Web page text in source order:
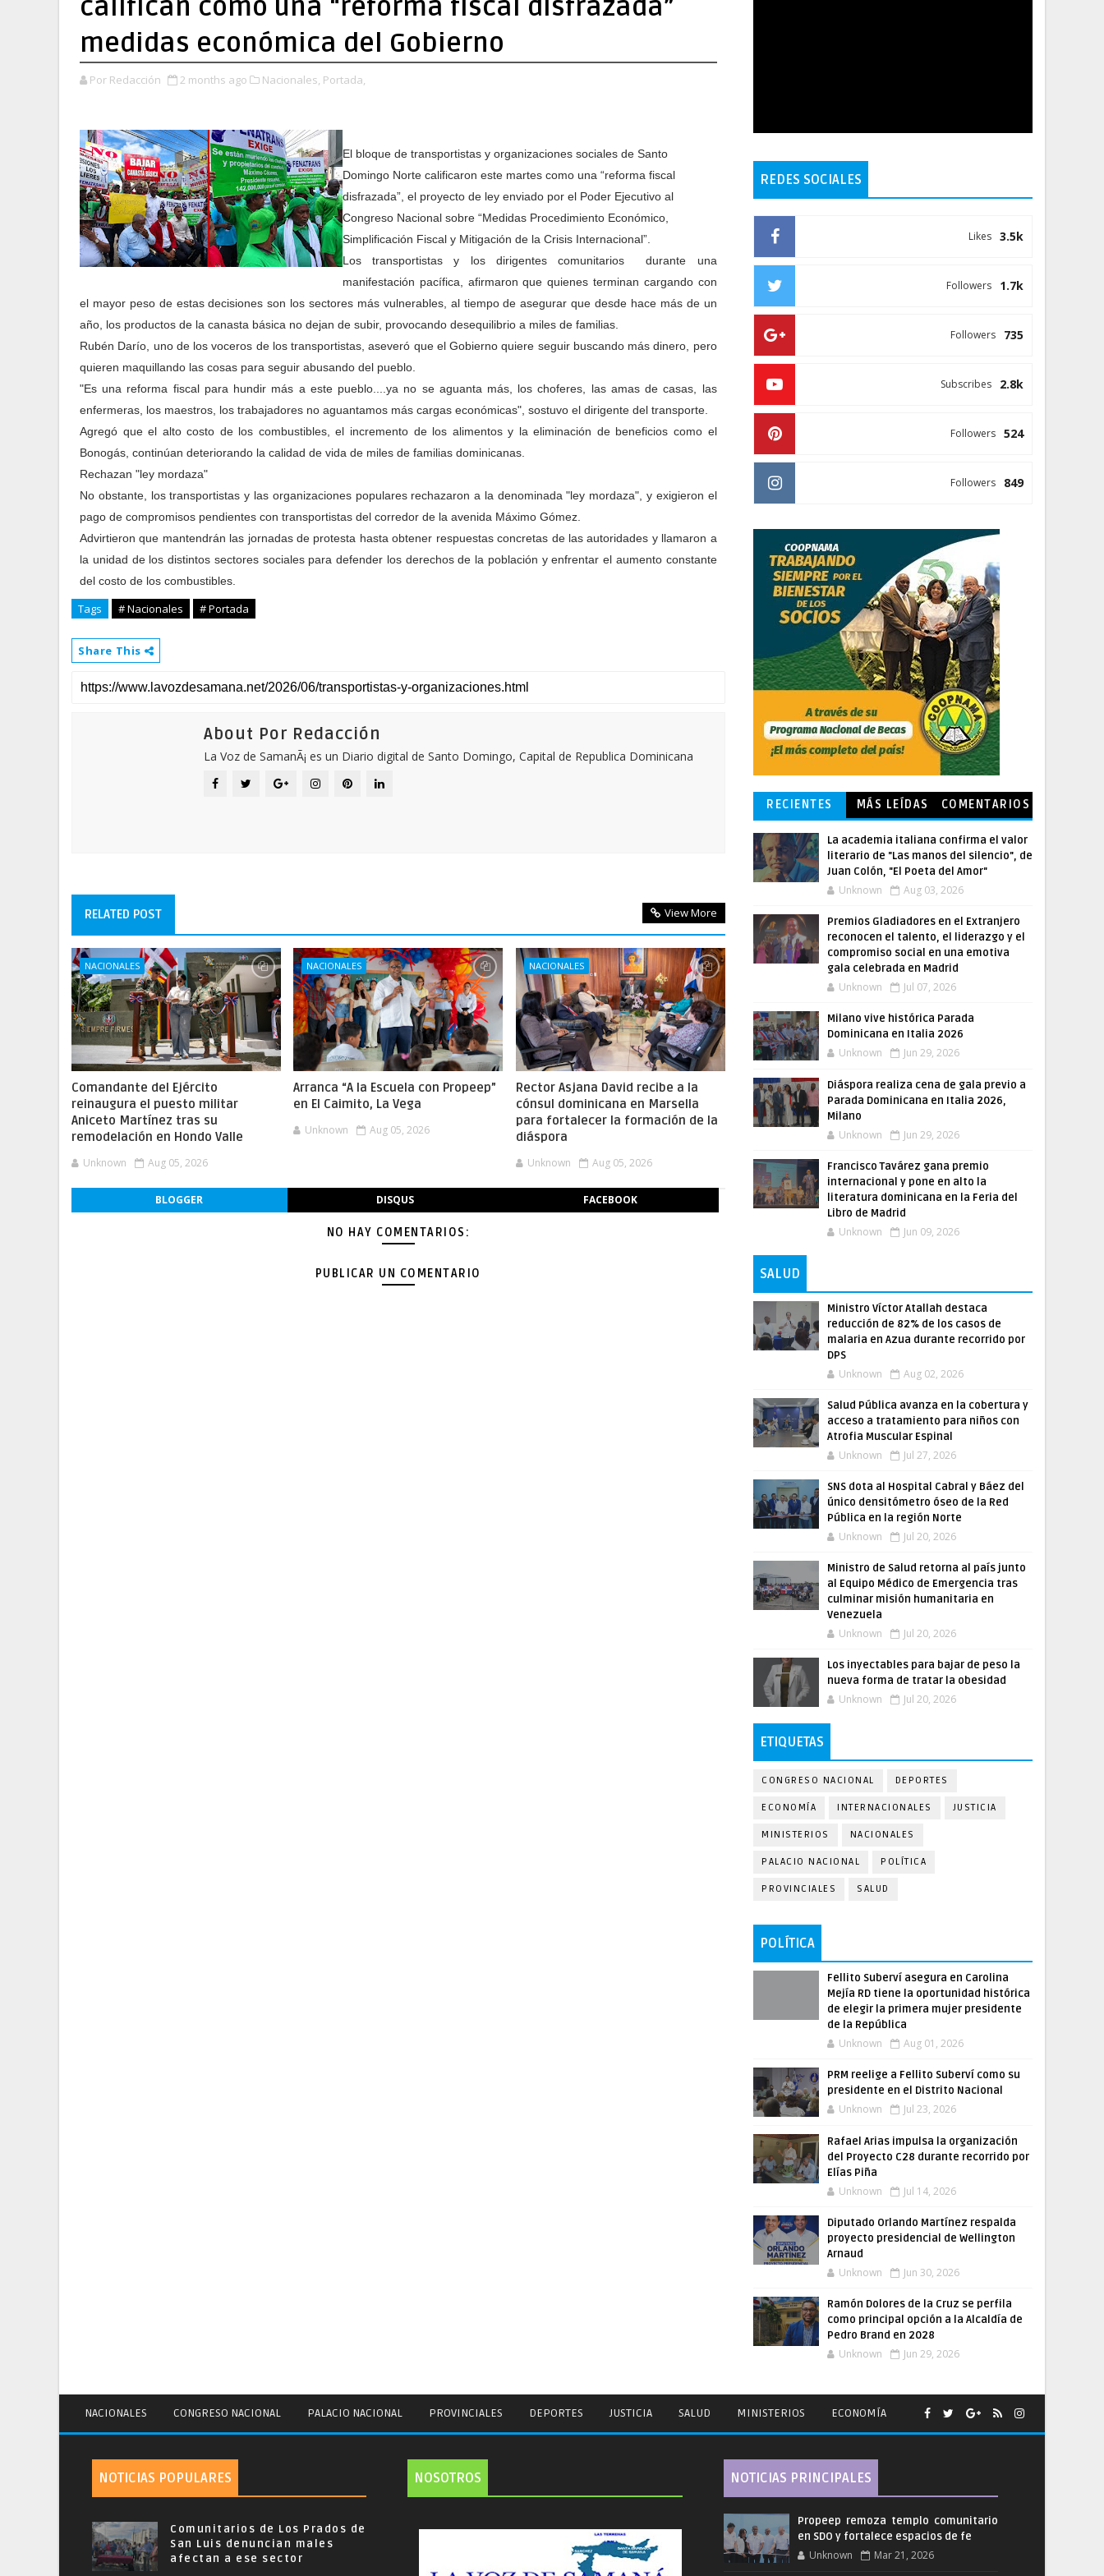
califican como una “reforma fiscal disfrazada”
medidas económica del Gobierno
Por Redacción 2 months ago Nacionales, Portada,
El bloque de transportistas y organizaciones sociales de Santo
Domingo Norte calificaron este martes como una “reforma fiscal
disfrazada”, el proyecto de ley enviado por el Poder Ejecutivo al
Congreso Nacional sobre “Medidas Procedimiento Económico,
Simplificación Fiscal y Mitigación de la Crisis Internacional”.
Los transportistas y los dirigentes comunitarios durante una
manifestación pacífica, afirmaron que quienes terminan cargando con
el mayor peso de estas decisiones son los sectores más vulnerables, al tiempo de asegurar que desde hace más de un
año, los productos de la canasta básica no dejan de subir, provocando desequilibrio a miles de familias.
Rubén Darío, uno de los voceros de los transportistas, aseveró que el Gobierno quiere seguir buscando más dinero, pero
quieren maquillando las cosas para seguir abusando del pueblo.
"Es una reforma fiscal para hundir más a este pueblo....ya no se aguanta más, los choferes, las amas de casas, las
enfermeras, los maestros, los trabajadores no aguantamos más cargas económicas", sostuvo el dirigente del transporte.
Agregó que el alto costo de los combustibles, el incremento de los alimentos y la eliminación de beneficios como el
Bonogás, continúan deteriorando la calidad de vida de miles de familias dominicanas.
Rechazan "ley mordaza"
No obstante, los transportistas y las organizaciones populares rechazaron a la denominada "ley mordaza", y exigieron el
pago de compromisos pendientes con transportistas del corredor de la avenida Máximo Gómez.
Advirtieron que mantendrán las jornadas de protesta hasta obtener respuestas concretas de las autoridades y llamaron a
la unidad de los distintos sectores sociales para defender los derechos de la población y enfrentar el aumento constante
del costo de los combustibles.
Tags # Nacionales # Portada
Share This
About Por Redacción
La Voz de SamanÃ¡ es un Diario digital de Santo Domingo, Capital de Republica Dominicana
RELATED POST View More
NACIONALES
Comandante del Ejército
reinaugura el puesto militar
Aniceto Martínez tras su
remodelación en Hondo Valle
Unknown Aug 05, 2026
NACIONALES
Arranca “A la Escuela con Propeep”
en El Caimito, La Vega
Unknown Aug 05, 2026
NACIONALES
Rector Asjana David recibe a la
cónsul dominicana en Marsella
para fortalecer la formación de la
diáspora
Unknown Aug 05, 2026
BLOGGER DISQUS FACEBOOK
NO HAY COMENTARIOS:
PUBLICAR UN COMENTARIO
REDES SOCIALES
3.5k
Likes
1.7k
Followers
735
Followers
2.8k
Subscribes
524
Followers
849
Followers
RECIENTES MÁS LEÍDAS COMENTARIOS
La academia italiana confirma el valor
literario de "Las manos del silencio", de
Juan Colón, "El Poeta del Amor"
Unknown Aug 03, 2026
Premios Gladiadores en el Extranjero
reconocen el talento, el liderazgo y el
compromiso social en una emotiva
gala celebrada en Madrid
Unknown Jul 07, 2026
Milano vive histórica Parada
Dominicana en Italia 2026
Unknown Jun 29, 2026
Diáspora realiza cena de gala previo a
Parada Dominicana en Italia 2026,
Milano
Unknown Jun 29, 2026
Francisco Tavárez gana premio
internacional y pone en alto la
literatura dominicana en la Feria del
Libro de Madrid
Unknown Jun 09, 2026
SALUD
Ministro Víctor Atallah destaca
reducción de 82% de los casos de
malaria en Azua durante recorrido por
DPS
Unknown Aug 02, 2026
Salud Pública avanza en la cobertura y
acceso a tratamiento para niños con
Atrofia Muscular Espinal
Unknown Jul 27, 2026
SNS dota al Hospital Cabral y Báez del
único densitómetro óseo de la Red
Pública en la región Norte
Unknown Jul 20, 2026
Ministro de Salud retorna al país junto
al Equipo Médico de Emergencia tras
culminar misión humanitaria en
Venezuela
Unknown Jul 20, 2026
Los inyectables para bajar de peso la
nueva forma de tratar la obesidad
Unknown Jul 20, 2026
ETIQUETAS
CONGRESO NACIONAL DEPORTES
ECONOMÍA INTERNACIONALES JUSTICIA
MINISTERIOS NACIONALES
PALACIO NACIONAL POLÍTICA
PROVINCIALES SALUD
POLÍTICA
Fellito Suberví asegura en Carolina
Mejía RD tiene la oportunidad histórica
de elegir la primera mujer presidente
de la República
Unknown Aug 01, 2026
PRM reelige a Fellito Suberví como su
presidente en el Distrito Nacional
Unknown Jul 23, 2026
Rafael Arias impulsa la organización
del Proyecto C28 durante recorrido por
Elías Piña
Unknown Jul 14, 2026
Diputado Orlando Martínez respalda
proyecto presidencial de Wellington
Arnaud
Unknown Jun 30, 2026
Ramón Dolores de la Cruz se perfila
como principal opción a la Alcaldía de
Pedro Brand en 2028
Unknown Jun 29, 2026
NACIONALES CONGRESO NACIONAL PALACIO NACIONAL PROVINCIALES DEPORTES JUSTICIA SALUD MINISTERIOS ECONOMÍA
NOTICIAS POPULARES
Comunitarios de Los Prados de
San Luis denuncian males
afectan a ese sector
NOSOTROS NOTICIAS PRINCIPALES
Propeep remoza templo comunitario
en SDO y fortalece espacios de fe
Unknown Mar 21, 2026